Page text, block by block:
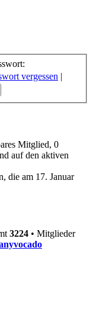
vergessen |
Mitglied, 0
auf den aktiven
die am 17. Januar
3224 • Mitglieder